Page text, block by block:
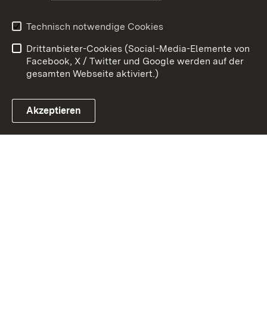
Link zum Landesportal
Barrierefreiheit
Benutzungshinweise
Impressum
Cookies
Technisch notwendige Cookies
Drittanbieter-Cookies (Social-Media-Elemente von
Facebook, X / Twitter und Google werden auf der
gesamten Webseite aktiviert.)
Akzeptieren